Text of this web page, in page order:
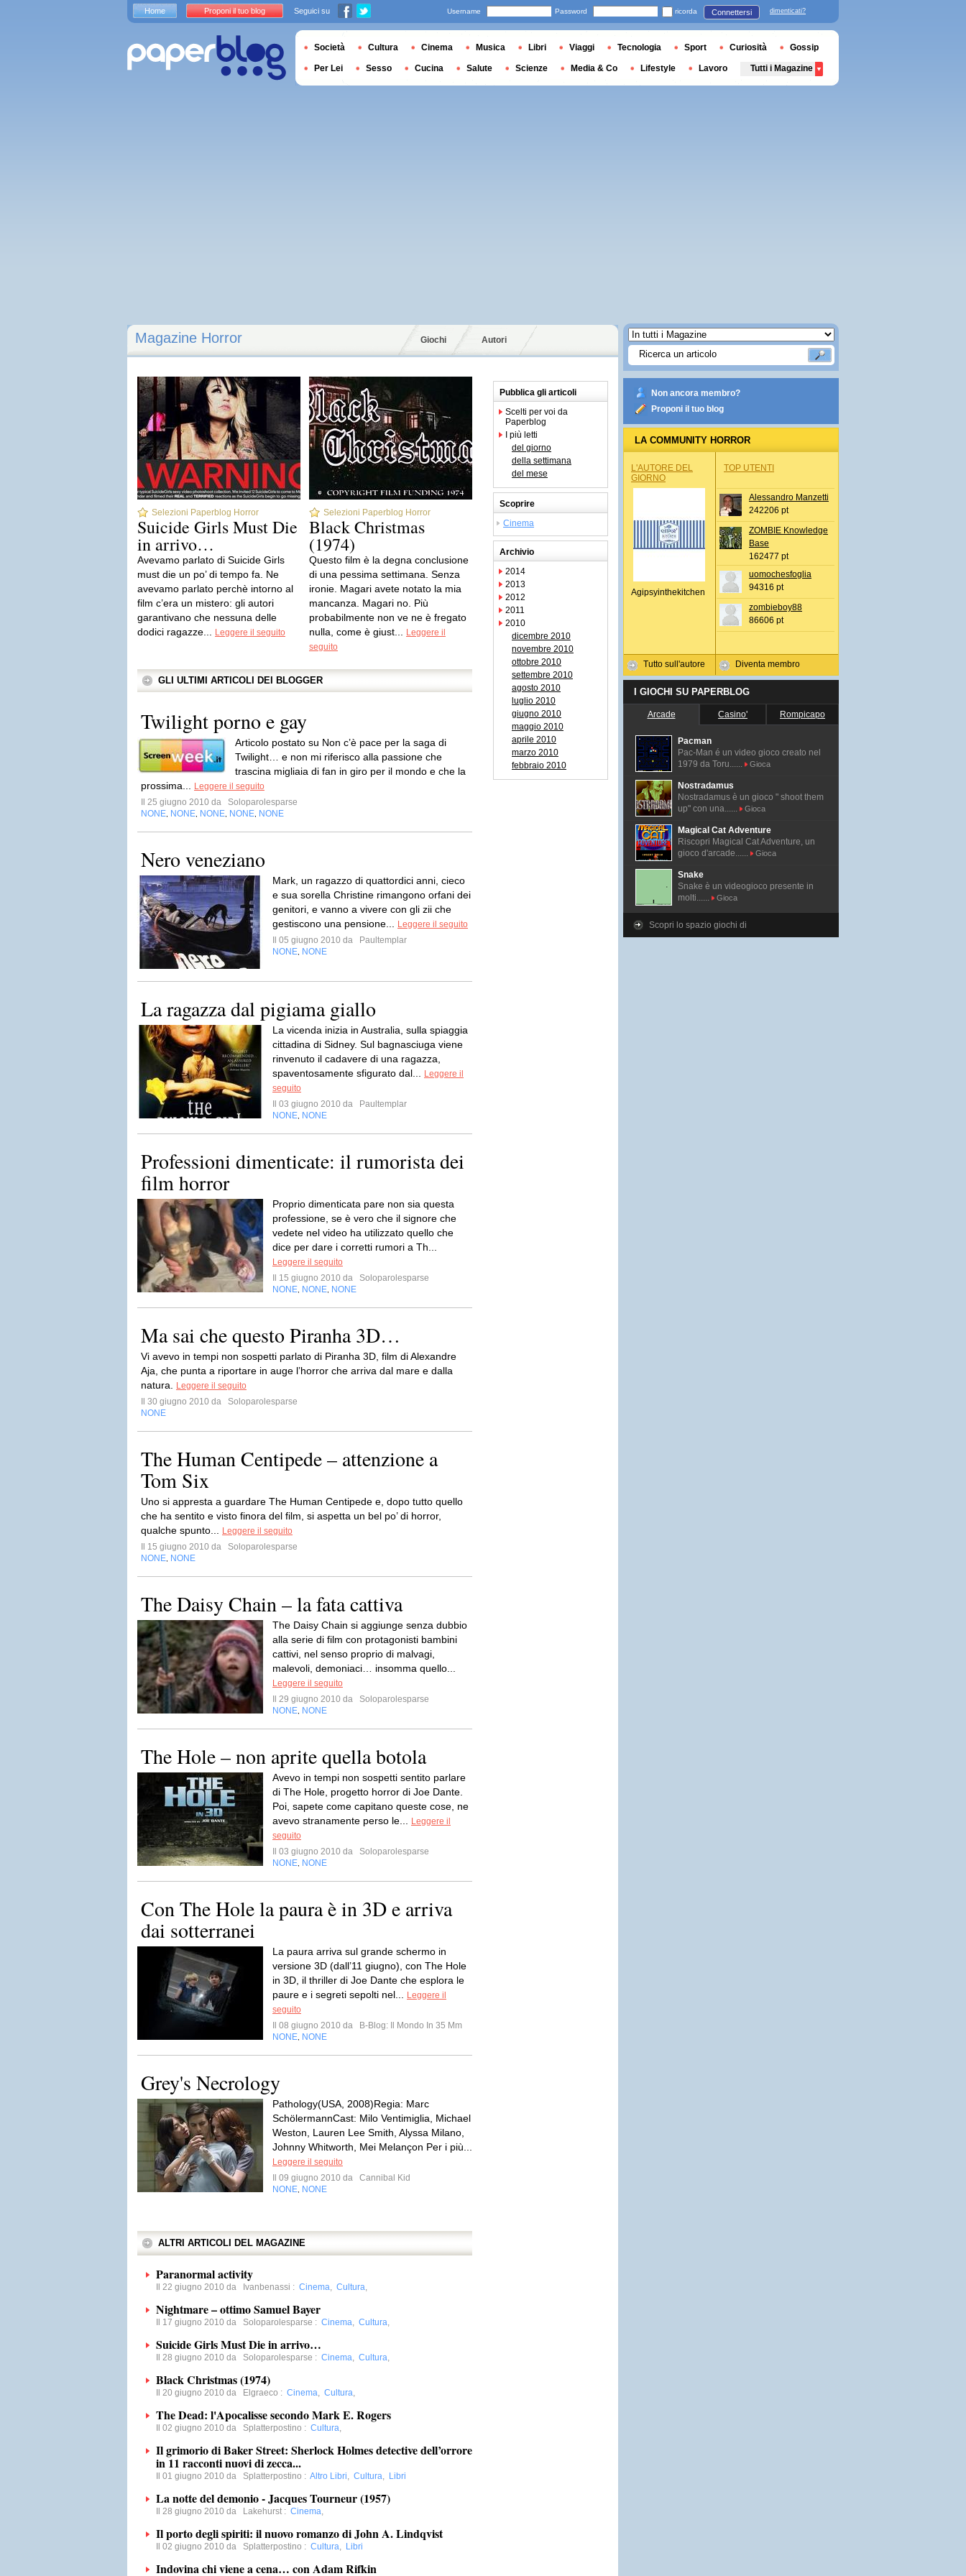
Magazine Horror Giochi Autori
Selezioni Paperblog Horror
Suicide Girls Must Die
in arrivo…
Avevamo parlato di Suicide Girls
must die un po’ di tempo fa. Ne
avevamo parlato perchè intorno al
film c’era un mistero: gli autori
garantivano che nessuna delle
dodici ragazze...
Leggere il seguito
Selezioni Paperblog Horror
Black Christmas
(1974)
Questo film è la degna conclusione
di una pessima settimana. Senza
ironie. Magari avete notato la mia
mancanza. Magari no. Più
probabilmente non ve ne è fregato
nulla, come è giust...
Leggere il
seguito
GLI ULTIMI ARTICOLI DEI BLOGGER
Twilight porno e gay
Articolo postato su Non c’è pace per la saga di
Twilight… e non mi riferisco alla passione che
trascina migliaia di fan in giro per il mondo e che la
prossima...
Leggere il seguito
Il 25 giugno 2010 da
Soloparolesparse
NONE NONE NONE NONE NONE
Nero veneziano
Mark, un ragazzo di quattordici anni, cieco
e sua sorella Christine rimangono orfani dei
genitori, e vanno a vivere con gli zii che
gestiscono una pensione...
Leggere il seguito
Il 05 giugno 2010 da
Paultemplar
NONE NONE
La ragazza dal pigiama giallo
La vicenda inizia in Australia, sulla spiaggia
cittadina di Sidney. Sul bagnasciuga viene
rinvenuto il cadavere di una ragazza,
spaventosamente sfigurato dal...
Leggere il
seguito
Il 03 giugno 2010 da
Paultemplar
NONE NONE
Professioni dimenticate: il rumorista dei
film horror
Proprio dimenticata pare non sia questa
professione, se è vero che il signore che
vedete nel video ha utilizzato quello che
dice per dare i corretti rumori a Th...
Leggere il seguito
Il 15 giugno 2010 da
Soloparolesparse
NONE NONE NONE
Ma sai che questo Piranha 3D…
Vi avevo in tempi non sospetti parlato di Piranha 3D, film di Alexandre
Aja, che punta a riportare in auge l’horror che arriva dal mare e dalla
natura.
Leggere il seguito
Il 30 giugno 2010 da
Soloparolesparse
NONE
The Human Centipede – attenzione a
Tom Six
Uno si appresta a guardare The Human Centipede e, dopo tutto quello
che ha sentito e visto finora del film, si aspetta un bel po’ di horror,
qualche spunto...
Leggere il seguito
Il 15 giugno 2010 da
Soloparolesparse
NONE NONE
The Daisy Chain – la fata cattiva
The Daisy Chain si aggiunge senza dubbio
alla serie di film con protagonisti bambini
cattivi, nel senso proprio di malvagi,
malevoli, demoniaci… insomma quello...
Leggere il seguito
Il 29 giugno 2010 da
Soloparolesparse
NONE NONE
The Hole – non aprite quella botola
Avevo in tempi non sospetti sentito parlare
di The Hole, progetto horror di Joe Dante.
Poi, sapete come capitano queste cose, ne
avevo stranamente perso le...
Leggere il
seguito
Il 03 giugno 2010 da
Soloparolesparse
NONE NONE
Con The Hole la paura è in 3D e arriva
dai sotterranei
La paura arriva sul grande schermo in
versione 3D (dall’11 giugno), con The Hole
in 3D, il thriller di Joe Dante che esplora le
paure e i segreti sepolti nel...
Leggere il
seguito
Il 08 giugno 2010 da
B-Blog: Il Mondo In 35 Mm
NONE NONE
Grey's Necrology
Pathology(USA, 2008)Regia: Marc
SchölermannCast: Milo Ventimiglia, Michael
Weston, Lauren Lee Smith, Alyssa Milano,
Johnny Whitworth, Mei Melançon Per i più...
Leggere il seguito
Il 09 giugno 2010 da
Cannibal Kid
NONE NONE
ALTRI ARTICOLI DEL MAGAZINE
Paranormal activity
Il 22 giugno 2010 da Ivanbenassi : Cinema, Cultura,
Nightmare – ottimo Samuel Bayer
Il 17 giugno 2010 da Soloparolesparse : Cinema, Cultura,
Suicide Girls Must Die in arrivo…
Il 28 giugno 2010 da Soloparolesparse : Cinema, Cultura,
Black Christmas (1974)
Il 20 giugno 2010 da Elgraeco : Cinema, Cultura,
The Dead: l'Apocalisse secondo Mark E. Rogers
Il 02 giugno 2010 da Splatterpostino : Cultura,
Il grimorio di Baker Street: Sherlock Holmes detective dell’orrore
in 11 racconti nuovi di zecca...
Il 01 giugno 2010 da Splatterpostino : Altro Libri, Cultura, Libri
La notte del demonio - Jacques Tourneur (1957)
Il 28 giugno 2010 da Lakehurst : Cinema,
Il porto degli spiriti: il nuovo romanzo di John A. Lindqvist
Il 02 giugno 2010 da Splatterpostino : Cultura, Libri
Indovina chi viene a cena… con Adam Rifkin
Pubblica gli articoli
Scelti per voi da
Paperblog
I più letti
del giorno
della settimana
del mese
Scoprire
Cinema
Archivio
2014
2013
2012
2011
2010
dicembre 2010
novembre 2010
ottobre 2010
settembre 2010
agosto 2010
luglio 2010
giugno 2010
maggio 2010
aprile 2010
marzo 2010
febbraio 2010
Non ancora membro?
Proponi il tuo blog
LA COMMUNITY HORROR
L'AUTORE DEL
GIORNO
Agipsyinthekitchen
Tutto sull'autore
TOP UTENTI
Alessandro Manzetti
242206 pt
ZOMBIE Knowledge
Base
162477 pt
uomochesfoglia
94316 pt
zombieboy88
86606 pt
Diventa membro
I GIOCHI SU PAPERBLOG
Arcade Casino' Rompicapo
Pacman
Pac-Man é un video gioco creato nel
1979 da Toru......
Gioca
Nostradamus
Nostradamus è un gioco " shoot them
up" con una......
Gioca
Magical Cat Adventure
Riscopri Magical Cat Adventure, un
gioco d'arcade......
Gioca
Snake
Snake è un videogioco presente in
molti......
Gioca
Scopri lo spazio giochi di
Home Proponi il tuo blog Seguici su Username Password ricorda Connettersi dimenticati?
Società Cultura Cinema Musica Libri Viaggi Tecnologia Sport Curiosità Gossip
Per Lei Sesso Cucina Salute Scienze Media & Co Lifestyle Lavoro Tutti i Magazine